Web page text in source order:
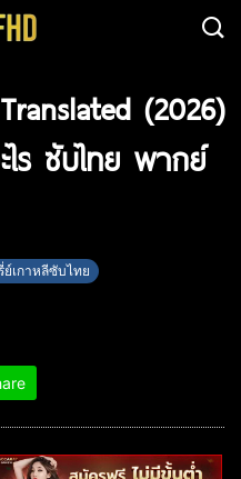
(2026)
ร ซับไทย พากย์
ย์เกาหลีซับไทย